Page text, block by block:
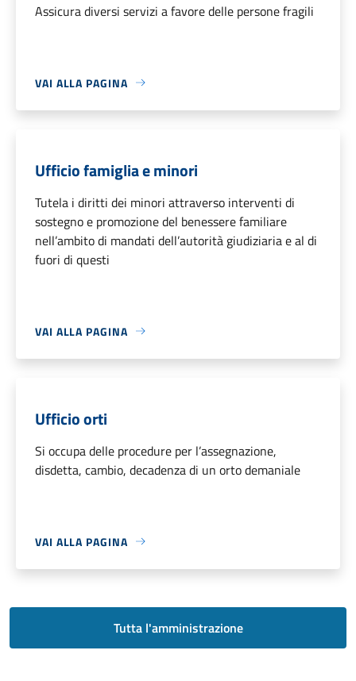
Assicura diversi servizi a favore delle persone fragili
VAI ALLA PAGINA
Ufficio famiglia e minori
Tutela i diritti dei minori attraverso interventi di
sostegno e promozione del benessere familiare
nell’ambito di mandati dell’autorità giudiziaria e al di
fuori di questi
VAI ALLA PAGINA
Ufficio orti
Si occupa delle procedure per l’assegnazione,
disdetta, cambio, decadenza di un orto demaniale
VAI ALLA PAGINA
Tutta l'amministrazione